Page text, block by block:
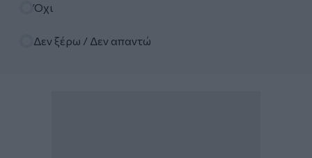
Όχι
Δεν ξέρω / Δεν απαντώ